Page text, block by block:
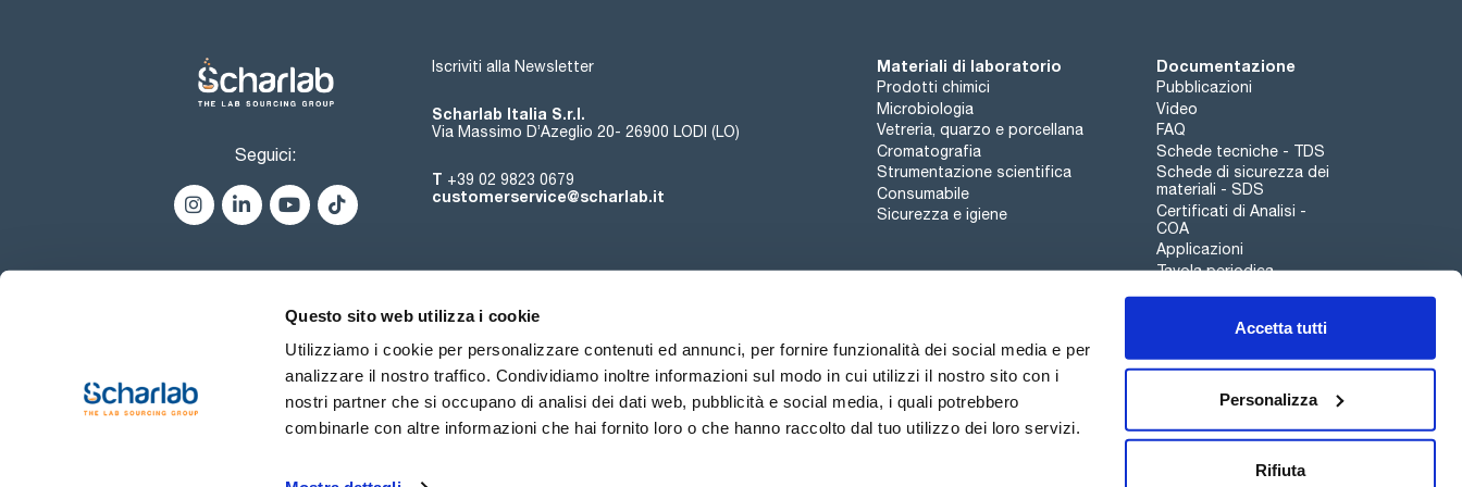
Questo sito web utilizza i cookie
Utilizziamo i cookie per personalizzare contenuti ed annunci, per fornire funzionalità dei social media e per
analizzare il nostro traffico. Condividiamo inoltre informazioni sul modo in cui utilizzi il nostro sito con i
nostri partner che si occupano di analisi dei dati web, pubblicità e social media, i quali potrebbero
combinarle con altre informazioni che hai fornito loro o che hanno raccolto dal tuo utilizzo dei loro servizi.
Accetta tutti
Personalizza
Rifiuta
Seguici:
Iscriviti alla Newsletter
Scharlab Italia S.r.l.
Via Massimo D’Azeglio 20- 26900 LODI (LO)
T +39 02 9823 0679
customerservice@scharlab.it
Materiali di laboratorio
Prodotti chimici
Microbiologia
Vetreria, quarzo e porcellana
Cromatografia
Strumentazione scientifica
Consumabile
Sicurezza e igiene
Documentazione
Pubblicazioni
Video
FAQ
Schede tecniche - TDS
Schede di sicurezza dei
materiali - SDS
Certificati di Analisi -
COA
Applicazioni
Tavola periodica
Canale di segnalazioni
Chi siamo Eventi Contatto Novità
Termini di utilizzo Condizioni di vendita Politica sui cookie Politica sulla riservatezza Qualità Sostenibilità